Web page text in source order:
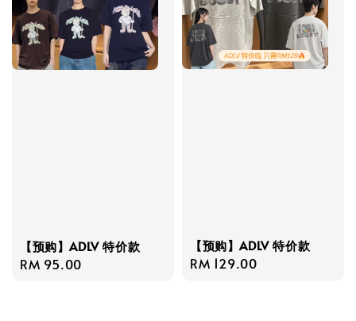
【预购】ADLV 特价款
Regular
RM 95.00
【预购】ADLV 特价款
Regular
RM 129.00